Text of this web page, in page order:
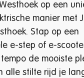
op een
manier met
Stap op een
e-step of e-
de mooiste
alle stilte rijd je